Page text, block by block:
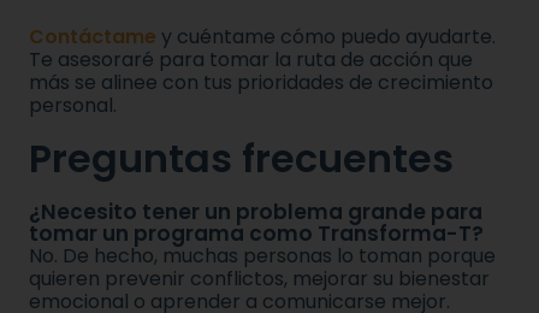
Contáctame y cuéntame cómo puedo ayudarte.
Te asesoraré para tomar la ruta de acción que
más se alinee con tus prioridades de crecimiento
personal.
Preguntas frecuentes
¿Necesito tener un problema grande para
tomar un programa como Transforma-T?
No. De hecho, muchas personas lo toman porque
quieren prevenir conflictos, mejorar su bienestar
emocional o aprender a comunicarse mejor.